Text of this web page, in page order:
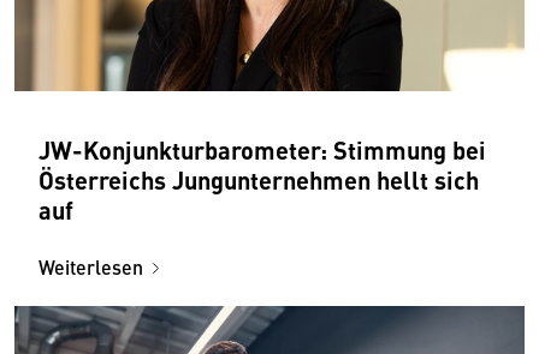
JW-Konjunkturbarometer: Stimmung bei
Österreichs Jungunternehmen hellt sich
auf
Weiterlesen